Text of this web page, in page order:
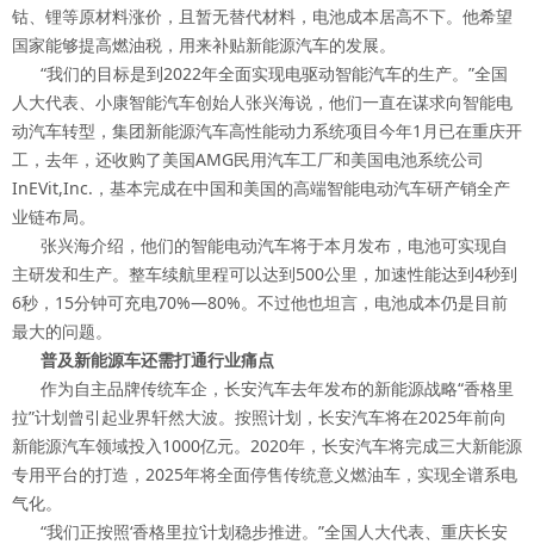
钴、锂等原材料涨价，且暂无替代材料，电池成本居高不下。他希望
国家能够提高燃油税，用来补贴新能源汽车的发展。
“我们的目标是到2022年全面实现电驱动智能汽车的生产。”全国
人大代表、小康智能汽车创始人张兴海说，他们一直在谋求向智能电
动汽车转型，集团新能源汽车高性能动力系统项目今年1月已在重庆开
工，去年，还收购了美国AMG民用汽车工厂和美国电池系统公司
InEVit,Inc.，基本完成在中国和美国的高端智能电动汽车研产销全产
业链布局。
张兴海介绍，他们的智能电动汽车将于本月发布，电池可实现自
主研发和生产。整车续航里程可以达到500公里，加速性能达到4秒到
6秒，15分钟可充电70%—80%。不过他也坦言，电池成本仍是目前
最大的问题。
普及新能源车还需打通行业痛点
作为自主品牌传统车企，长安汽车去年发布的新能源战略“香格里
拉”计划曾引起业界轩然大波。按照计划，长安汽车将在2025年前向
新能源汽车领域投入1000亿元。2020年，长安汽车将完成三大新能源
专用平台的打造，2025年将全面停售传统意义燃油车，实现全谱系电
气化。
“我们正按照‘香格里拉’计划稳步推进。”全国人大代表、重庆长安